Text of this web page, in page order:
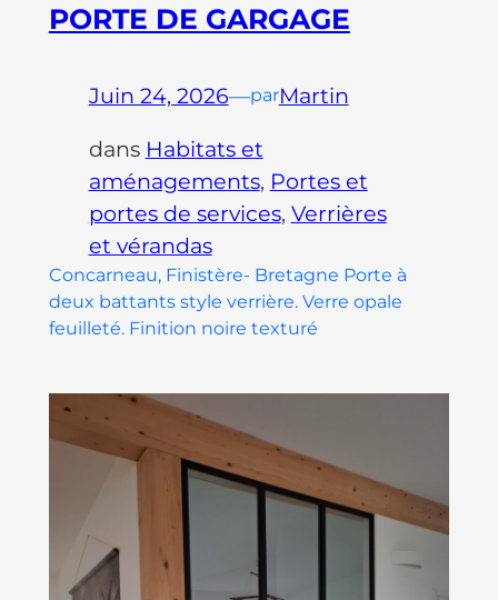
PORTE DE GARGAGE
Juin 24, 2026—parMartin
dans Habitats et
aménagements, Portes et
portes de services, Verrières
et vérandas
Concarneau, Finistère- Bretagne Porte à
deux battants style verrière. Verre opale
feuilleté. Finition noire texturé